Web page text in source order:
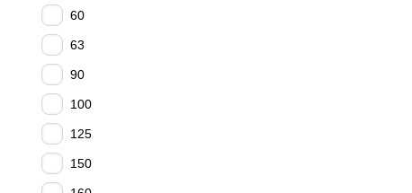
60
63
90
100
125
150